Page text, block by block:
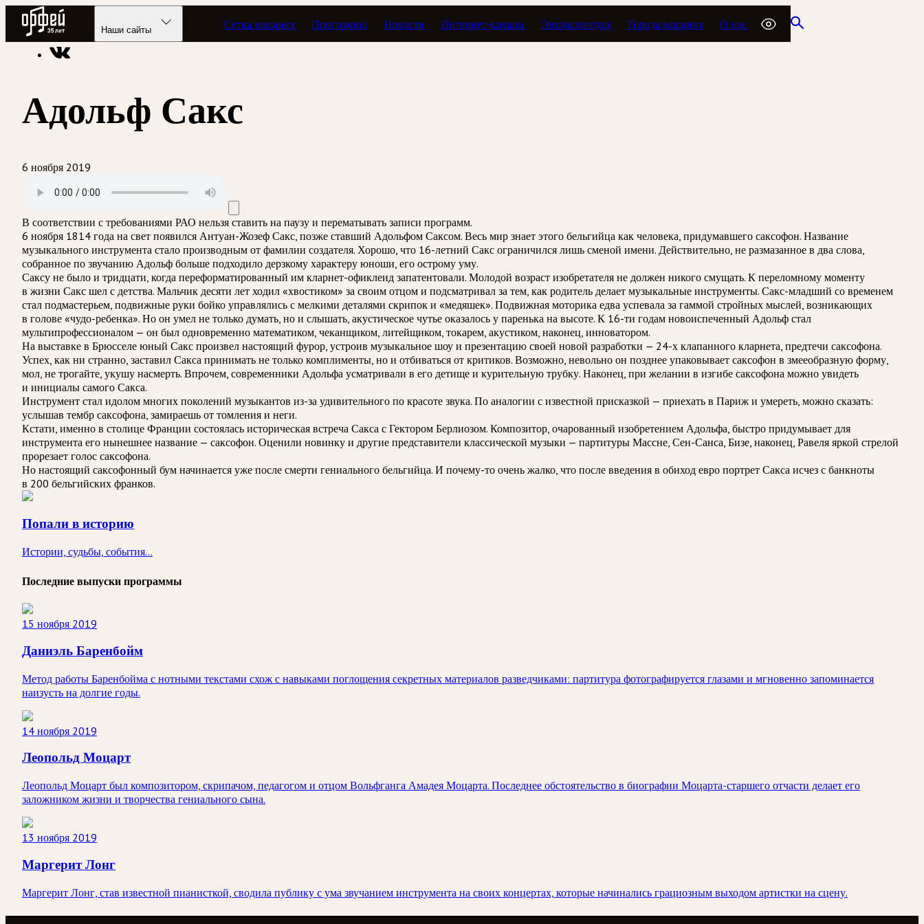
Радио Орфей
Наши сайты Сетка вещания Программы Новости Интернет-каналы Энциклопедия Города вещания О нас
Радио классической музыки «Орфей» Подкасты Попали в историю
Адольф Сакс
6 ноября 2019
В соответствии с требованиями РАО нельзя ставить на паузу и перематывать записи программ.
6 ноября 1814 года на свет появился Антуан-Жозеф Сакс, позже ставший Адольфом Саксом. Весь мир знает этого бельгийца как человека, придумавшего саксофон. Название
музыкального инструмента стало производным от фамилии создателя. Хорошо, что 16-летний Сакс ограничился лишь сменой имени. Действительно, не размазанное в два слова,
собранное по звучанию Адольф больше подходило дерзкому характеру юноши, его острому уму.
Саксу не было и тридцати, когда переформатированный им кларнет-офиклеид запатентовали. Молодой возраст изобретателя не должен никого смущать. К переломному моменту
в жизни Сакс шел с детства. Мальчик десяти лет ходил «хвостиком» за своим отцом и подсматривал за тем, как родитель делает музыкальные инструменты. Сакс-младший со временем
стал подмастерьем, подвижные руки бойко управлялись с мелкими деталями скрипок и «медяшек». Подвижная моторика едва успевала за гаммой стройных мыслей, возникающих
в голове «чудо-ребенка». Но он умел не только думать, но и слышать, акустическое чутье оказалось у паренька на высоте. К 16-ти годам новоиспеченный Адольф стал
мультипрофессионалом — он был одновременно математиком, чеканщиком, литейщиком, токарем, акустиком, наконец, инноватором.
На выставке в Брюсселе юный Сакс произвел настоящий фурор, устроив музыкальное шоу и презентацию своей новой разработки — 24-х клапанного кларнета, предтечи саксофона.
Успех, как ни странно, заставил Сакса принимать не только комплименты, но и отбиваться от критиков. Возможно, невольно он позднее упаковывает саксофон в змееобразную форму,
мол, не трогайте, укушу насмерть. Впрочем, современники Адольфа усматривали в его детище и курительную трубку. Наконец, при желании в изгибе саксофона можно увидеть
и инициалы самого Сакса.
Инструмент стал идолом многих поколений музыкантов из-за удивительного по красоте звука. По аналогии с известной присказкой — приехать в Париж и умереть, можно сказать:
услышав тембр саксофона, замираешь от томления и неги.
Кстати, именно в столице Франции состоялась историческая встреча Сакса с Гектором Берлиозом. Композитор, очарованный изобретением Адольфа, быстро придумывает для
инструмента его нынешнее название — саксофон. Оценили новинку и другие представители классической музыки — партитуры Массне, Сен-Санса, Бизе, наконец, Равеля яркой стрелой
прорезает голос саксофона.
Но настоящий саксофонный бум начинается уже после смерти гениального бельгийца. И почему-то очень жалко, что после введения в обиход евро портрет Сакса исчез с банкноты
в 200 бельгийских франков.
Попали в историю
Истории, судьбы, события...
Последние выпуски программы
15 ноября 2019
Даниэль Баренбойм
Метод работы Баренбойма с нотными текстами схож с навыками поглощения секретных материалов разведчиками: партитура фотографируется глазами и мгновенно запоминается
наизусть на долгие годы.
14 ноября 2019
Леопольд Моцарт
Леопольд Моцарт был композитором, скрипачом, педагогом и отцом Вольфганга Амадея Моцарта. Последнее обстоятельство в биографии Моцарта-старшего отчасти делает его
заложником жизни и творчества гениального сына.
13 ноября 2019
Маргерит Лонг
Маргерит Лонг, став известной пианисткой, сводила публику с ума звучанием инструмента на своих концертах, которые начинались грациозным выходом артистки на сцену.